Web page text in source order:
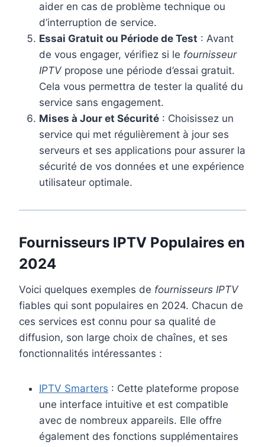
aider en cas de problème technique ou
d’interruption de service.
Essai Gratuit ou Période de Test : Avant
de vous engager, vérifiez si le fournisseur
IPTV propose une période d’essai gratuit.
Cela vous permettra de tester la qualité du
service sans engagement.
Mises à Jour et Sécurité : Choisissez un
service qui met régulièrement à jour ses
serveurs et ses applications pour assurer la
sécurité de vos données et une expérience
utilisateur optimale.
Fournisseurs IPTV Populaires en
2024
Voici quelques exemples de fournisseurs IPTV
fiables qui sont populaires en 2024. Chacun de
ces services est connu pour sa qualité de
diffusion, son large choix de chaînes, et ses
fonctionnalités intéressantes :
IPTV Smarters : Cette plateforme propose
une interface intuitive et est compatible
avec de nombreux appareils. Elle offre
également des fonctions supplémentaires